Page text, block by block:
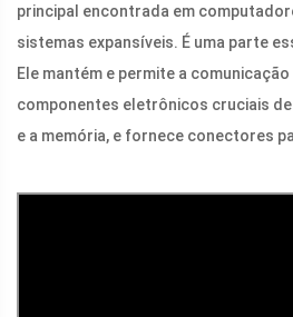
principal encontrada em
sistemas expansíveis. É uma parte
Ele mantém e permite a
componentes eletrônicos cruciais de
e a memória, e fornece conectores